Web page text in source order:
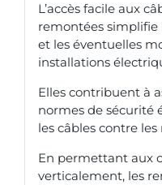
L’accès facile aux
remontées simplifie
et les éventuelles
installations
Elles contribuent à
normes de sécurité
les câbles contre
En permettant aux
verticalement, les